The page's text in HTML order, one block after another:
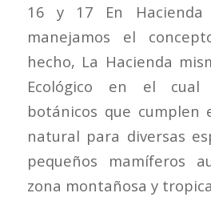
16 y 17 En Hacienda
manejamos el
hecho, La Hacienda
Ecológico en el cual
botánicos que
natural para diversas
pequeños mamíferos
zona montañosa y